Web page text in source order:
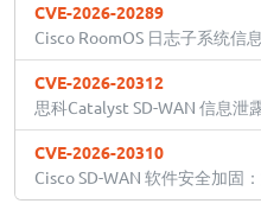
CVE-2026-20289
Cisco RoomOS 日志子系统信
CVE-2026-20312
思科Catalyst SD-WAN 信息泄
CVE-2026-20310
Cisco SD-WAN 软件安全加固